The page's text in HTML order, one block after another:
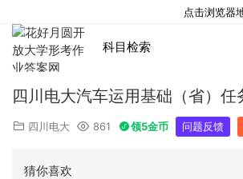
科目检索
四川电大汽车运用基础（省）任
四川电大 861 领5金币 问题反馈
猜你喜欢
点击浏览器